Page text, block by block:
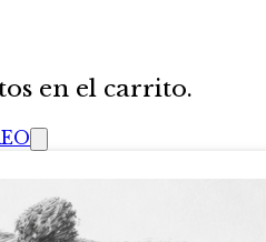
en el carrito.